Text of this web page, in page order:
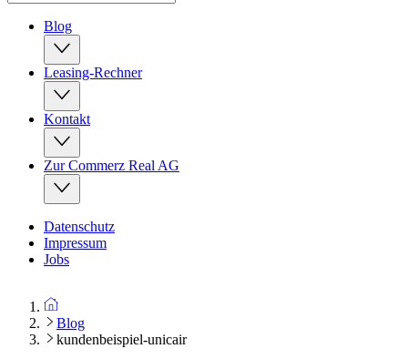
Blog
Leasing-Rechner
Kontakt
Zur Commerz Real AG
Datenschutz
Impressum
Jobs
Blog
kundenbeispiel-unicair